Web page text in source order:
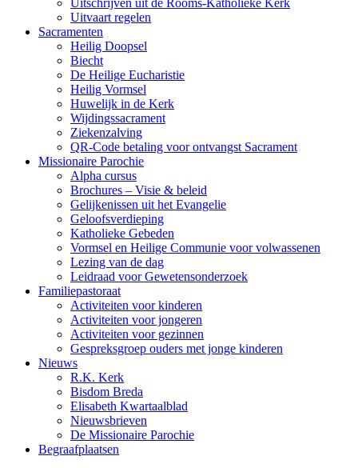
Uitschrijven uit de Rooms-Katholieke Kerk
Uitvaart regelen
Sacramenten
Heilig Doopsel
Biecht
De Heilige Eucharistie
Heilig Vormsel
Huwelijk in de Kerk
Wijdingssacrament
Ziekenzalving
QR-Code betaling voor ontvangst Sacrament
Missionaire Parochie
Alpha cursus
Brochures – Visie & beleid
Gelijkenissen uit het Evangelie
Geloofsverdieping
Katholieke Gebeden
Vormsel en Heilige Communie voor volwassenen
Lezing van de dag
Leidraad voor Gewetensonderzoek
Familiepastoraat
Activiteiten voor kinderen
Activiteiten voor jongeren
Activiteiten voor gezinnen
Gespreksgroep ouders met jonge kinderen
Nieuws
R.K. Kerk
Bisdom Breda
Elisabeth Kwartaalblad
Nieuwsbrieven
De Missionaire Parochie
Begraafplaatsen